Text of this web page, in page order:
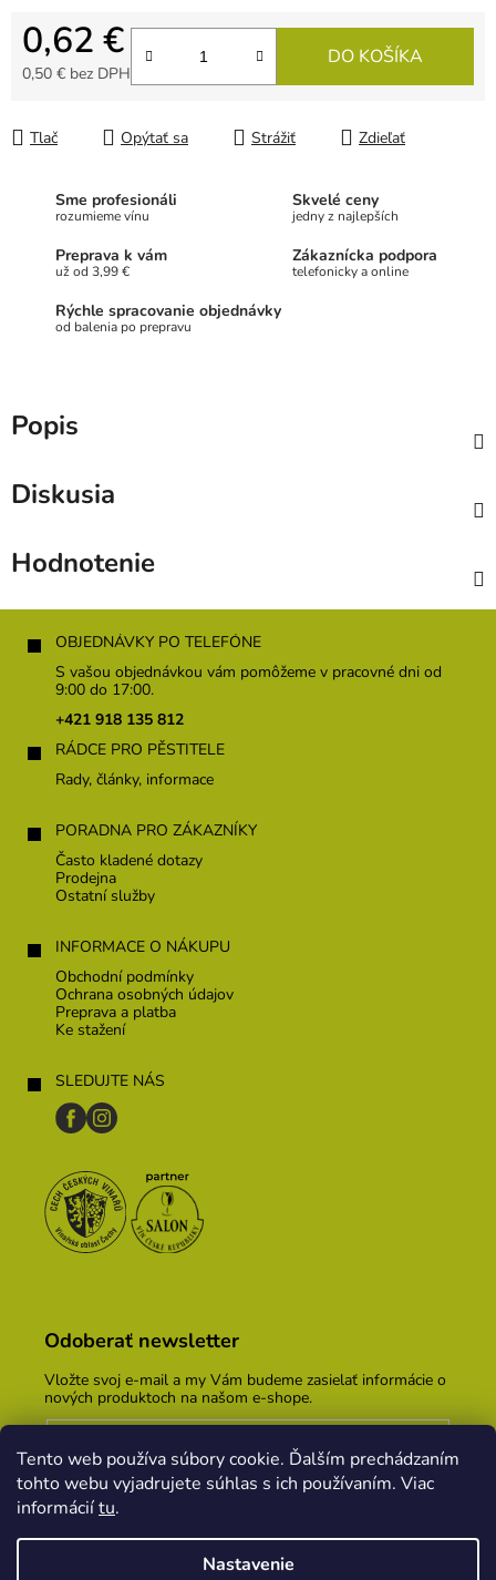
Tento web používa súbory cookie. Ďalším prechádzaním
tohto webu vyjadrujete súhlas s ich používaním. Viac
informáciítu.
Nastavenie
0,62 €
0,50 € bez DPH
DO KOŠÍKA
Tlač Opýtať sa Strážiť Zdieľať
Sme profesionáli
rozumieme vínu
Skvelé ceny
jedny z najlepších
Preprava k vám
už od 3,99 €
Zákaznícka podpora
telefonicky a online
Rýchle spracovanie objednávky
od balenia po prepravu
Popis
Diskusia
Hodnotenie
OBJEDNÁVKY PO TELEFÓNE
S vašou objednávkou vám pomôžeme v pracovné dni od
9:00 do 17:00.
+421 918 135 812
RÁDCE PRO PĚSTITELE
Rady, články, informace
PORADNA PRO ZÁKAZNÍKY
Často kladené dotazy
Prodejna
Ostatní služby
INFORMACE O NÁKUPU
Obchodní podmínky
Ochrana osobných údajov
Preprava a platba
Ke stažení
SLEDUJTE NÁS
Odoberať newsletter
Vložte svoj e-mail a my Vám budeme zasielať informácie o
nových produktoch na našom e-shope.
Vložením e-mailu súhlasíte s podmienkami ochrany
osobných údajov
PRIHLÁSIŤ SA